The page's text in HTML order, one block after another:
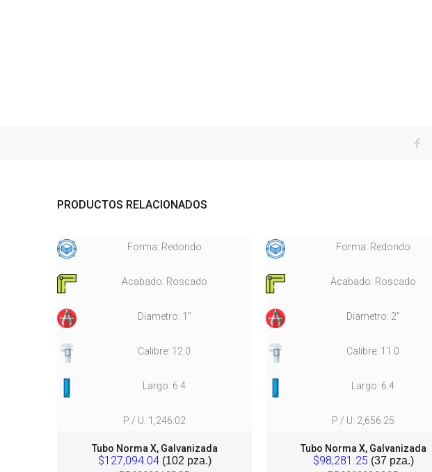
PRODUCTOS RELACIONADOS
Forma: Redondo
Acabado: Roscado
Diametro: 1"
Calibre: 12.0
Largo: 6.4
P / U: 1,246.02
Tubo Norma X, Galvanizada
$127,094.04(102 pza.)
Forma: Redondo
Acabado: Roscado
Diametro: 2"
Calibre: 11.0
Largo: 6.4
P / U: 2,656.25
Tubo Norma X, Galvanizada
$98,281.25 (37 pza.)